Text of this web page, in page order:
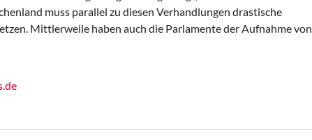
muss parallel zu diesen Verhandlungen drastische
Mittlerweile haben auch die Parlamente der Aufnahme von